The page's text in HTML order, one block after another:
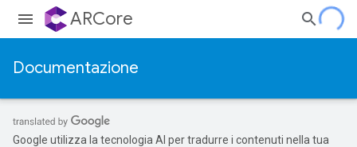
ARCore
Documentazione
Google utilizza la tecnologia AI per tradurre i contenuti nella tua